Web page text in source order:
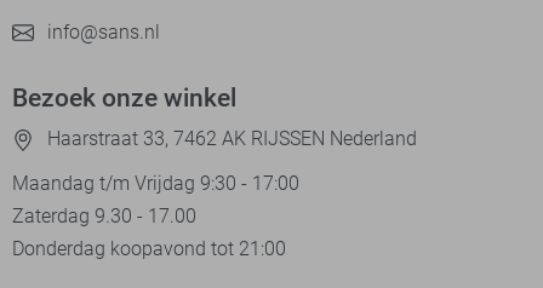
info@sans.nl
Bezoek onze winkel
Haarstraat 33, 7462 AK RIJSSEN Nederland
Maandag t/m Vrijdag 9:30 - 17:00
Zaterdag 9.30 - 17.00
Donderdag koopavond tot 21:00